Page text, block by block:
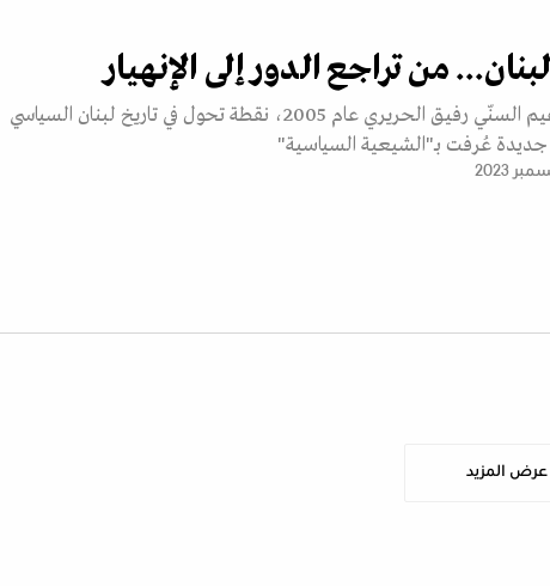
من تراجع الدور إلى الإنهيار
شكل اغتيال الزعيم السنّي رفيق الحريري عام 2005، نقطة تحول في تاريخ لبنان السياسي
جديدة عُرفت بـ"الشيعية السياسية"
عرض المزيد